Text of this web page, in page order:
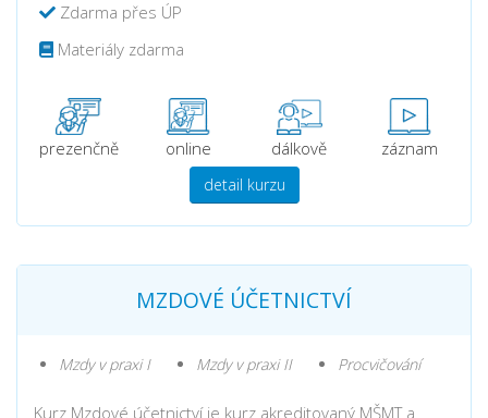
Zdarma přes ÚP
Materiály zdarma
prezenčně online dálkově záznam
detail kurzu
MZDOVÉ ÚČETNICTVÍ
Mzdy v praxi I Mzdy v praxi II Procvičování
Kurz Mzdové účetnictví je kurz akreditovaný MŠMT a